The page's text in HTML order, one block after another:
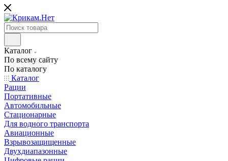
Каталог
По всему сайту
По каталогу
Каталог
Рации
Портативные
Автомобильные
Стационарные
Для водного транспорта
Авиационные
Взрывозащищенные
Двухдиапазонные